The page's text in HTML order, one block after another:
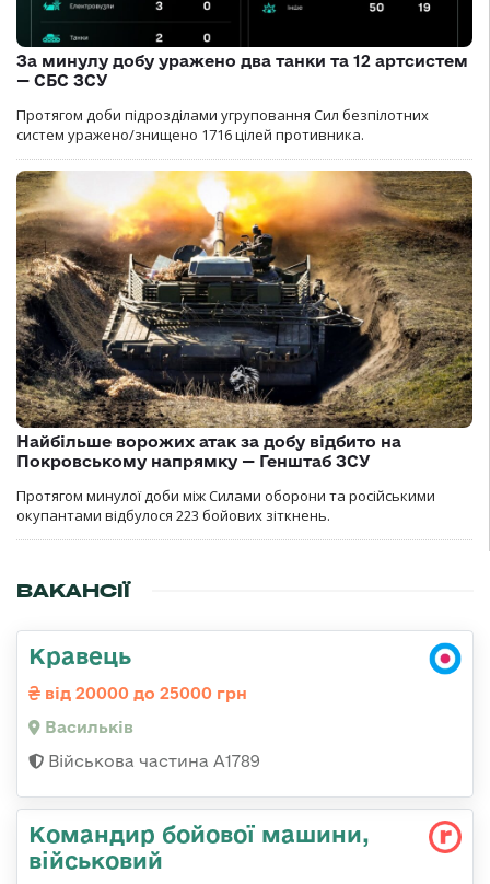
За минулу добу уражено два танки та 12 артсистем
— СБС ЗСУ
Протягом доби підрозділами угруповання Сил безпілотних
систем уражено/знищено 1716 цілей противника.
Найбільше ворожих атак за добу відбито на
Покровському напрямку — Генштаб ЗСУ
Протягом минулої доби між Силами оборони та російськими
окупантами відбулося 223 бойових зіткнень.
ВАКАНСІЇ
Кравець
від 20000 до 25000 грн
Васильків
Військова частина А1789
Командиp бойової машини,
військовий